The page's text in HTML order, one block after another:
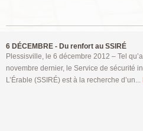
6 DÉCEMBRE - Du renfort au SSIRÉ
Plessisville, le 6 décembre 2012 – Tel
novembre dernier, le Service de sécurité
L’Érable (SSIRÉ) est à la recherche d’un...